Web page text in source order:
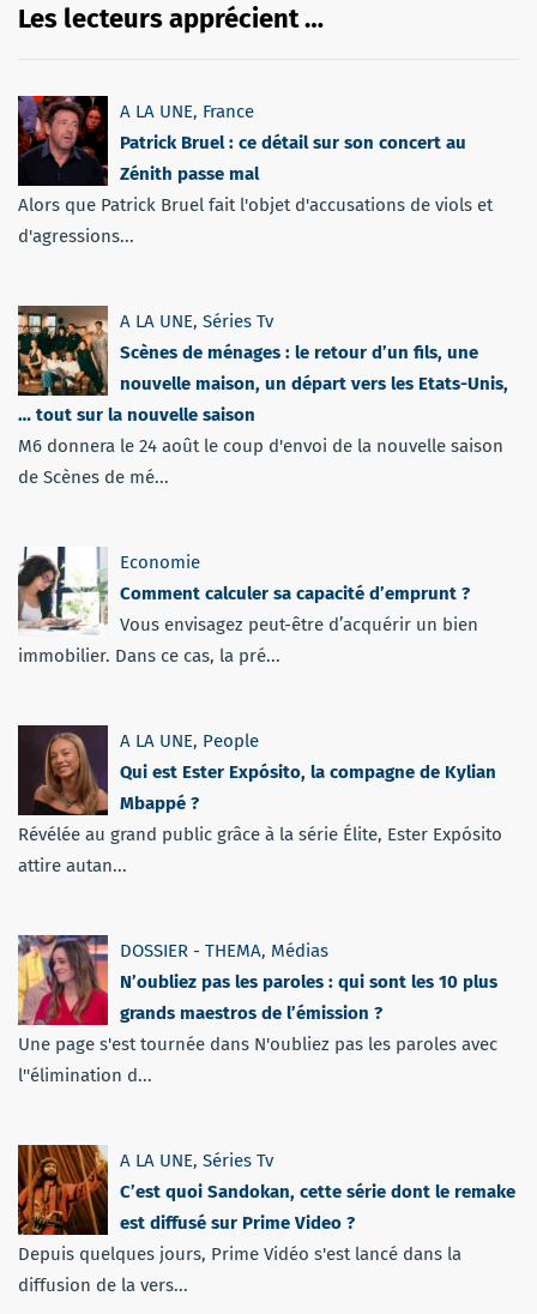
Les lecteurs apprécient …
A LA UNE, France
Patrick Bruel : ce détail sur son concert au
Zénith passe mal
Alors que Patrick Bruel fait l'objet d'accusations de viols et
d'agressions...
A LA UNE, Séries Tv
Scènes de ménages : le retour d’un fils, une
nouvelle maison, un départ vers les Etats-Unis,
… tout sur la nouvelle saison
M6 donnera le 24 août le coup d'envoi de la nouvelle saison
de Scènes de mé...
Economie
Comment calculer sa capacité d’emprunt ?
Vous envisagez peut-être d’acquérir un bien
immobilier. Dans ce cas, la pré...
A LA UNE, People
Qui est Ester Expósito, la compagne de Kylian
Mbappé ?
Révélée au grand public grâce à la série Élite, Ester Expósito
attire autan...
DOSSIER - THEMA, Médias
N’oubliez pas les paroles : qui sont les 10 plus
grands maestros de l’émission ?
Une page s'est tournée dans N'oubliez pas les paroles avec
l''élimination d...
A LA UNE, Séries Tv
C’est quoi Sandokan, cette série dont le remake
est diffusé sur Prime Video ?
Depuis quelques jours, Prime Vidéo s'est lancé dans la
diffusion de la vers...